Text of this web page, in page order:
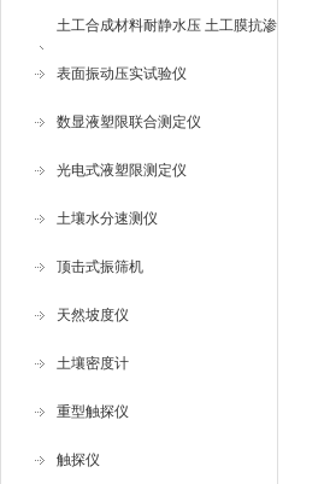
土工合成材料耐静水压 土工膜抗渗
仪
表面振动压实试验仪
数显液塑限联合测定仪
光电式液塑限测定仪
土壤水分速测仪
顶击式振筛机
天然坡度仪
土壤密度计
重型触探仪
触探仪